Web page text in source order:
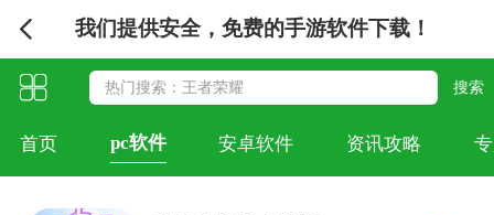
我们提供安全，免费的手游软件下载！
首页 pc软件 安卓软件 资讯攻略